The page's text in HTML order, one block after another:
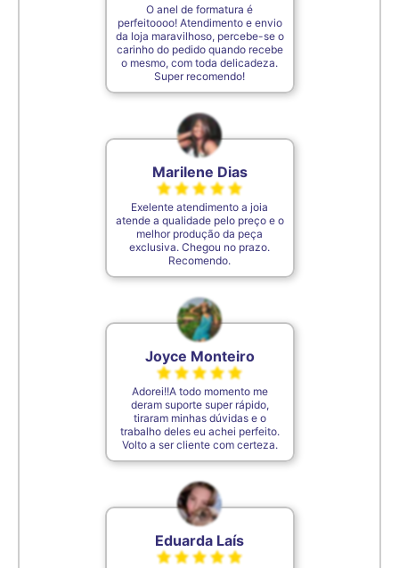
7,5cm 35
De acordo com o padrão ABNT
O anel de formatura é
perfeitoooo! Atendimento e envio
da loja maravilhoso, percebe-se o
carinho do pedido quando recebe
o mesmo, com toda delicadeza.
Super recomendo!
Marilene Dias
Exelente atendimento a joia
atende a qualidade pelo preço e o
melhor produção da peça
exclusiva. Chegou no prazo.
Recomendo.
Joyce Monteiro
Adorei!!A todo momento me
deram suporte super rápido,
tiraram minhas dúvidas e o
trabalho deles eu achei perfeito.
Volto a ser cliente com certeza.
Eduarda Laís